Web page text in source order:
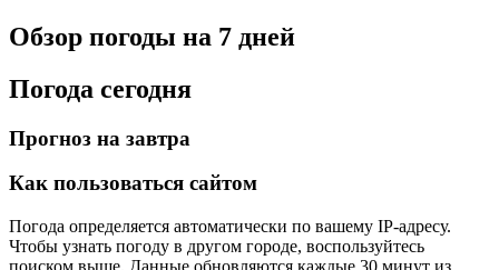
Обзор погоды на 7 дней
Погода сегодня
Прогноз на завтра
Как пользоваться сайтом
Погода определяется автоматически по вашему IP-адресу.
Чтобы узнать погоду в другом городе, воспользуйтесь
поиском выше. Данные обновляются каждые 30 минут из